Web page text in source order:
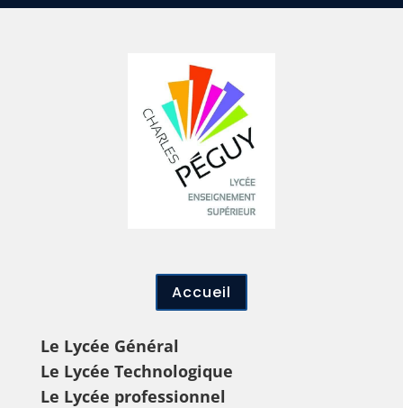
Accueil
Le Lycée Général
Le Lycée Technologique
Le Lycée professionnel